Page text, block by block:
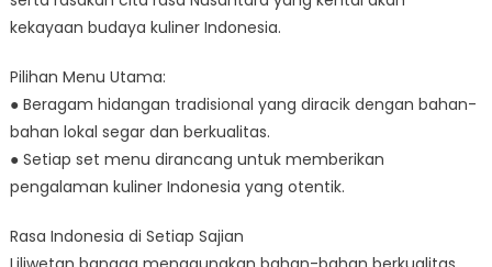
kekayaan budaya kuliner Indonesia.
Pilihan Menu Utama:
● Beragam hidangan tradisional yang diracik dengan bahan-
bahan lokal segar dan berkualitas.
● Setiap set menu dirancang untuk memberikan
pengalaman kuliner Indonesia yang otentik.
Rasa Indonesia di Setiap Sajian